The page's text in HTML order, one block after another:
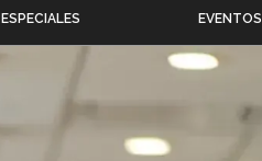
ESPECIALES EVENTOS